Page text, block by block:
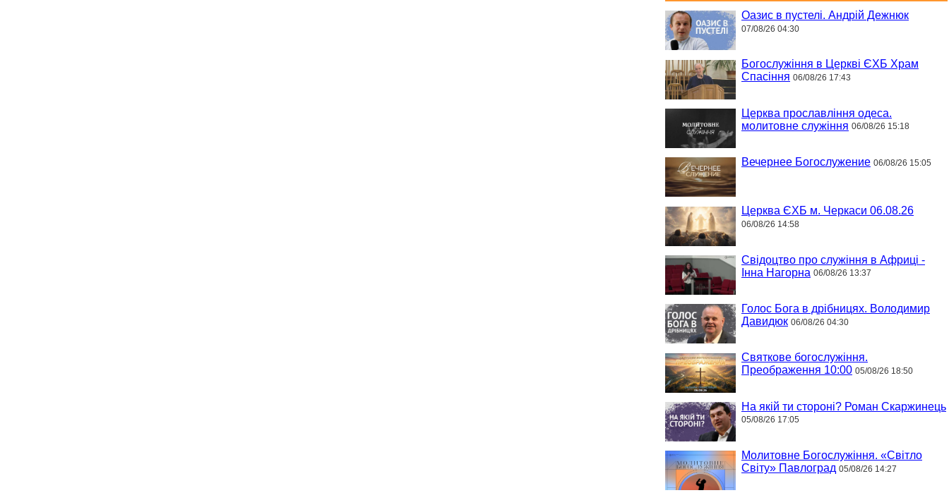
Оазис в пустелі. Андрій Дежнюк
07/08/26 04:30
Богослужіння в Церкві ЄХБ Храм
Спасіння 06/08/26 17:43
Церква прославління одеса.
молитовне служіння 06/08/26 15:18
Вечернее Богослужение 06/08/26 15:05
Церква ЄХБ м. Черкаси 06.08.26
06/08/26 14:58
Свідоцтво про служіння в Африці -
Інна Нагорна 06/08/26 13:37
Голос Бога в дрібницях. Володимир
Давидюк 06/08/26 04:30
Святкове богослужіння.
Преображення 10:00 05/08/26 18:50
На якій ти стороні? Роман Скаржинець
05/08/26 17:05
Молитовне Богослужіння. «Світло
Світу» Павлоград 05/08/26 14:27